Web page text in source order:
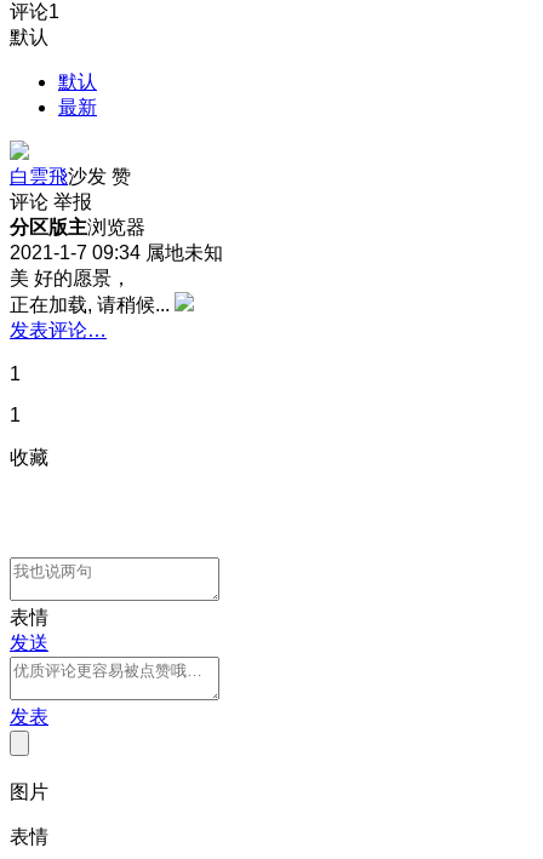
评论1
默认
默认
最新
白雲飛沙发 赞
评论 举报
分区版主浏览器
2021-1-7 09:34 属地未知
美 好的愿景，
正在加载, 请稍候...
发表评论…
1
1
收藏
表情
发送
发表
图片
表情